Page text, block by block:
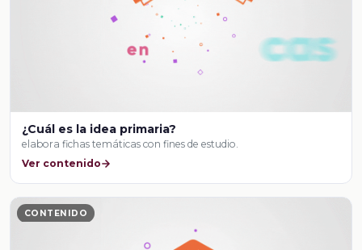
¿Cuál es la idea primaria?
elabora fichas temáticas con fines de estudio.
Ver contenido
CONTENIDO